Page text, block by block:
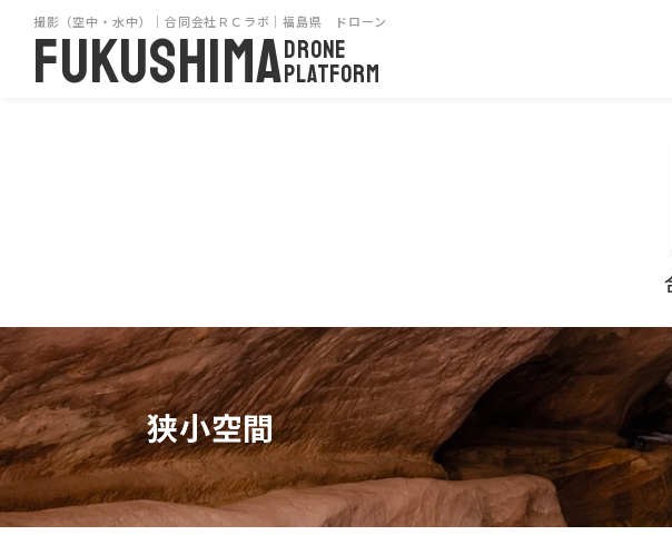
撮影（空中・水中）｜合同会社ＲＣラボ｜福島県 ドローン
FUKUSHIMADRONE
PLATFORM
狭小空間